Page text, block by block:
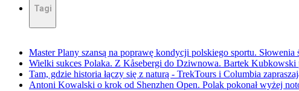
Tagi
Master Plany szansą na poprawę kondycji polskiego sportu. Słowenia
Wielki sukces Polaka. Z Kåsebergi do Dziwnowa. Bartek Kubkowski
Tam, gdzie historia łączy się z naturą - TrekTours i Columbia
Antoni Kowalski o krok od Shenzhen Open. Polak pokonał wyżej